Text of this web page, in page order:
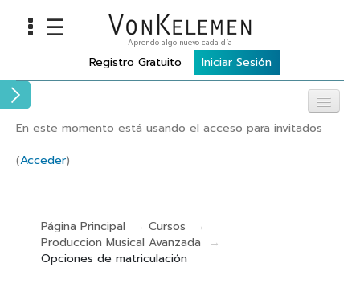
VKTV
☰ Aprendo algo nuevo cada día
Registro Gratuito Iniciar Sesión
En este momento está usando el acceso para invitados
(Acceder)
Página Principal → Cursos
→
Produccion Musical Avanzada
→
Opciones de matriculación